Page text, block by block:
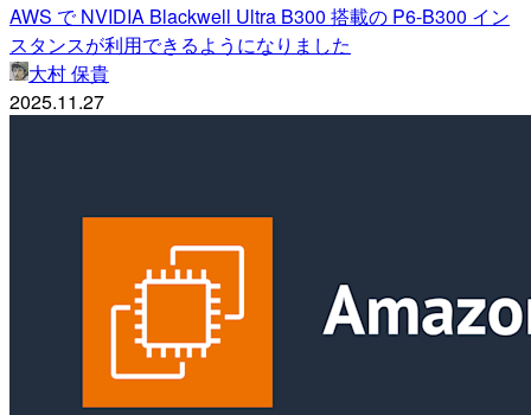
AWS で NVIDIA Blackwell Ultra B300 搭載の P6-B300 イン
スタンスが利用できるようになりました
大村 保貴
2025.11.27